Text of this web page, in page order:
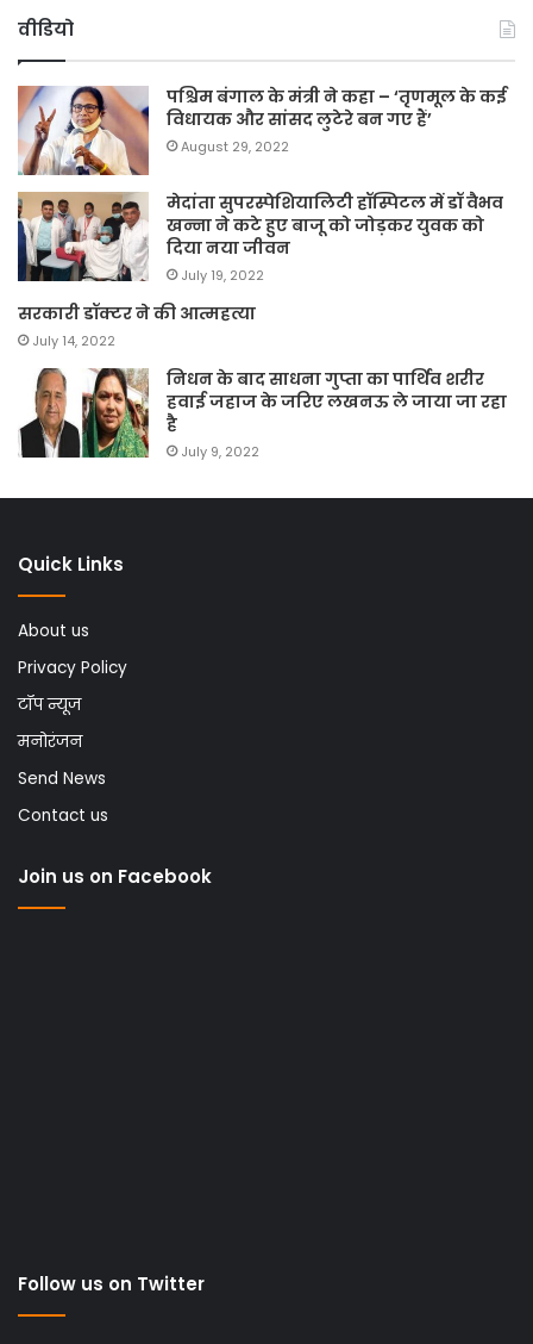
वीडियो
पश्चिम बंगाल के मंत्री ने कहा – ‘तृणमूल के कई
विधायक और सांसद लुटेरे बन गए हैं’
August 29, 2022
मेदांता सुपरस्पेशियालिटी हॉस्पिटल में डॉ वैभव
खन्ना ने कटे हुए बाजू को जोड़कर युवक को
दिया नया जीवन
July 19, 2022
सरकारी डॉक्टर ने की आत्महत्या
July 14, 2022
निधन के बाद साधना गुप्ता का पार्थिव शरीर
हवाई जहाज के जरिए लखनऊ ले जाया जा रहा
है
July 9, 2022
Quick Links
About us
Privacy Policy
टॉप न्यूज
मनोरंजन
Send News
Contact us
Join us on Facebook
Follow us on Twitter